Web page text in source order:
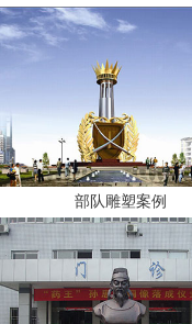
部队雕塑案例